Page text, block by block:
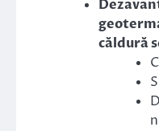
căldură